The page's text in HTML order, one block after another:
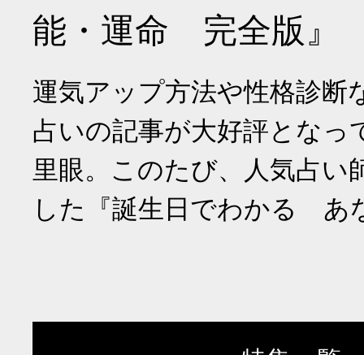
能・運命 完全版』
運気アップ方法や性格診断
占いの記事が大好評となっ
里眼。このたび、人気占い
した『誕生日でわかる あ